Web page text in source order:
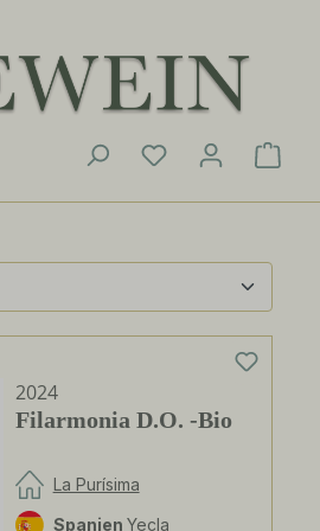
Du hast 0
2024
Filarmonia D.O. -Bio
La Purísima
Spanien Yecla